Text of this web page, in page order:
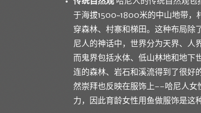
于海拔1500~1800米的中山地带，
穿森林、村寨和梯田。这种布局除
尼人的神话中，世界分为天界、人
而鬼界包括水体、低山林地和地下
连的森林、岩石和溪流得到了很好
然崇拜也反映在服饰上——哈尼人女
力，因此育龄女性用鱼做服饰是这